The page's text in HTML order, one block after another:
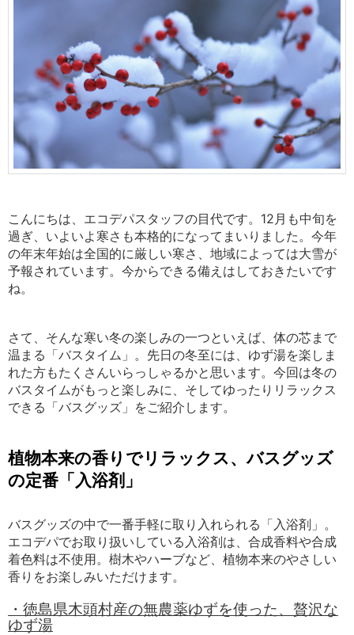
こんにちは、エコデパスタッフの目代です。12月も中旬を
過ぎ、いよいよ寒さも本格的になってまいりました。今年
の年末年始は全国的に厳しい寒さ、地域によっては大雪が
予報されています。今からできる備えはしておきたいです
ね。
さて、そんな寒い冬の楽しみの一つといえば、体の芯まで
温まる「バスタイム」。先日の冬至には、ゆず湯を楽しま
れた方もたくさんいらっしゃるかと思います。今回は冬の
バスタイムがもっと楽しみに、そしてゆったりリラックス
できる「バスグッズ」をご紹介します。
植物本来の香りでリラックス、バスグッズ
の定番「入浴剤」
バスグッズの中で一番手軽に取り入れられる「入浴剤」。
エコデパでお取り扱いしている入浴剤は、合成香料や合成
着色料は不使用。樹木やハーブなど、植物本来のやさしい
香りをお楽しみいただけます。
・徳島県木頭村産の無農薬ゆずを使った、贅沢な
ゆず湯